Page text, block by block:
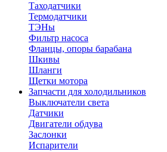
Таходатчики
Термодатчики
ТЭНы
Фильтр насоса
Фланцы, опоры барабана
Шкивы
Шланги
Щетки мотора
Запчасти для холодильников
Выключатели света
Датчики
Двигатели обдува
Заслонки
Испарители